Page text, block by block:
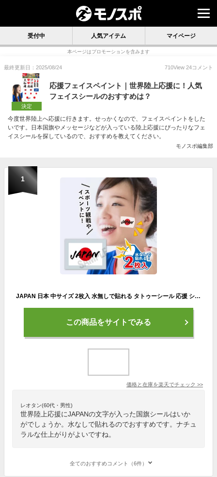
受付中 人気アイテム マイページ
本ページはプロモーションを含みます
最終更新日：2025/08/24 710View 24コメント
決定
応援フェイスペイント｜世界陸上応援に！人気
フェイスシールのおすすめは？
今度世界陸上へ応援に行きます。せっかくなので、フェイスペイントをした
いです。日本国旗やメッセージなどが入っている陸上応援にぴったりなフェ
イスシールを探しているので、おすすめを教えてください。
モノスポ編集部
1
JAPAN 日本 中サイズ 2枚入 水無しで貼れる タトゥーシール 応援 シール フェイスシール フェイスペイント サッカー soccer サムライ ブルー フェス イベント スポーツ 観戦 野外 応援 パーティー 顔 日の丸 日本代表 カウントダウン 【メール便送料無料】
この商品をサイトでみる
価格と在庫を楽天でチェック >>
レオタン(60代・男性)
世界陸上応援にJAPANの文字が入った国旗シールはいか
がでしょうか。水なしで貼れるのでおすすめです。ナチュ
ラルな仕上がりがよいですね。
全てのおすすめコメント（6件）